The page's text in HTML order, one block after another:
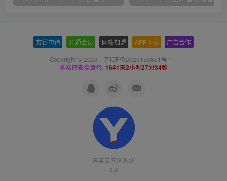
友链申请 开通会员 网站加盟 APP下载 广告合作
Copyright © 2023 · 苏ICP备2025153851号-1 ·
本站已安全运行: 1641天2小时27分34秒
青年云网创系统
3.0